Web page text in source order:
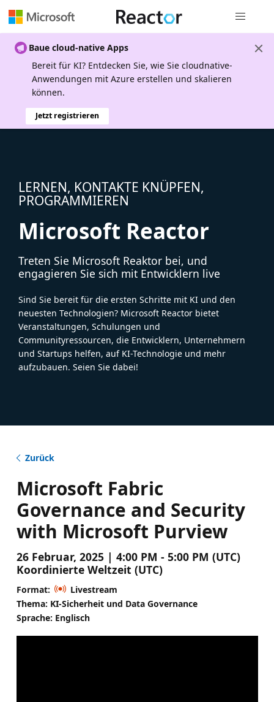
Baue cloud-native Apps
Bereit für KI? Entdecken Sie, wie Sie cloudnative-
Anwendungen mit Azure erstellen und skalieren
können.
Jetzt registrieren
LERNEN, KONTAKTE KNÜPFEN,
PROGRAMMIEREN
Microsoft Reactor
Treten Sie Microsoft Reaktor bei, und
engagieren Sie sich mit Entwicklern live
Sind Sie bereit für die ersten Schritte mit KI und den
neuesten Technologien? Microsoft Reactor bietet
Veranstaltungen, Schulungen und
Communityressourcen, die Entwicklern, Unternehmern
und Startups helfen, auf KI-Technologie und mehr
aufzubauen. Seien Sie dabei!
Zurück
Microsoft Fabric
Governance and Security
with Microsoft Purview
26 Februar, 2025 | 4:00 PM - 5:00 PM (UTC)
Koordinierte Weltzeit (UTC)
Format:
Livestream
Thema: KI-Sicherheit und Data Governance
Sprache: Englisch